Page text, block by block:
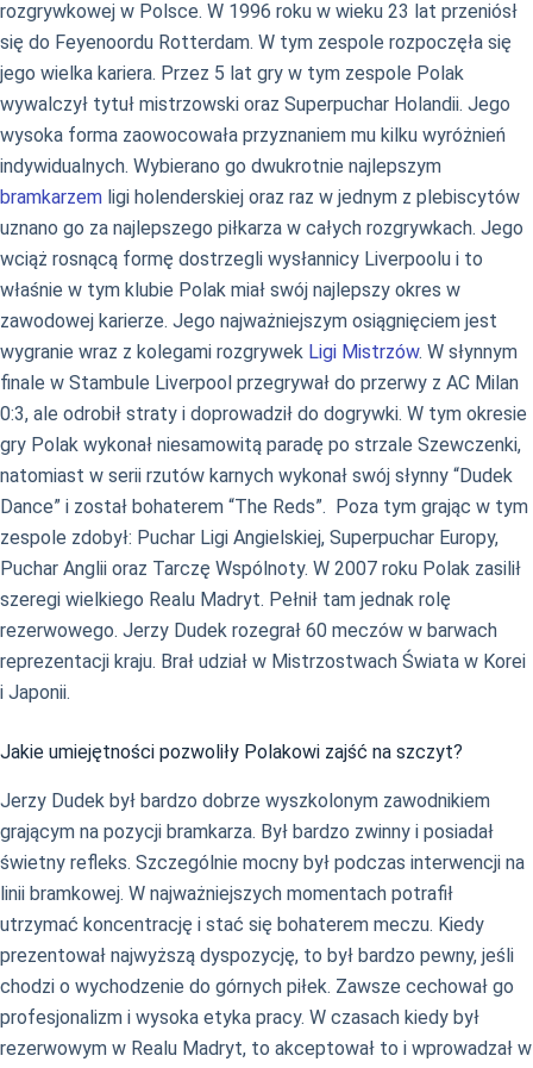
rozgrywkowej w Polsce. W 1996 roku w wieku 23 lat przeniósł
się do Feyenoordu Rotterdam. W tym zespole rozpoczęła się
jego wielka kariera. Przez 5 lat gry w tym zespole Polak
wywalczył tytuł mistrzowski oraz Superpuchar Holandii. Jego
wysoka forma zaowocowała przyznaniem mu kilku wyróżnień
indywidualnych. Wybierano go dwukrotnie najlepszym
bramkarzem ligi holenderskiej oraz raz w jednym z plebiscytów
uznano go za najlepszego piłkarza w całych rozgrywkach. Jego
wciąż rosnącą formę dostrzegli wysłannicy Liverpoolu i to
właśnie w tym klubie Polak miał swój najlepszy okres w
zawodowej karierze. Jego najważniejszym osiągnięciem jest
wygranie wraz z kolegami rozgrywek Ligi Mistrzów. W słynnym
finale w Stambule Liverpool przegrywał do przerwy z AC Milan
0:3, ale odrobił straty i doprowadził do dogrywki. W tym okresie
gry Polak wykonał niesamowitą paradę po strzale Szewczenki,
natomiast w serii rzutów karnych wykonał swój słynny “Dudek
Dance” i został bohaterem “The Reds”. Poza tym grając w tym
zespole zdobył: Puchar Ligi Angielskiej, Superpuchar Europy,
Puchar Anglii oraz Tarczę Wspólnoty. W 2007 roku Polak zasilił
szeregi wielkiego Realu Madryt. Pełnił tam jednak rolę
rezerwowego. Jerzy Dudek rozegrał 60 meczów w barwach
reprezentacji kraju. Brał udział w Mistrzostwach Świata w Korei
i Japonii.
Jakie umiejętności pozwoliły Polakowi zajść na szczyt?
Jerzy Dudek był bardzo dobrze wyszkolonym zawodnikiem
grającym na pozycji bramkarza. Był bardzo zwinny i posiadał
świetny refleks. Szczególnie mocny był podczas interwencji na
linii bramkowej. W najważniejszych momentach potrafił
utrzymać koncentrację i stać się bohaterem meczu. Kiedy
prezentował najwyższą dyspozycję, to był bardzo pewny, jeśli
chodzi o wychodzenie do górnych piłek. Zawsze cechował go
profesjonalizm i wysoka etyka pracy. W czasach kiedy był
rezerwowym w Realu Madryt, to akceptował to i wprowadzał w